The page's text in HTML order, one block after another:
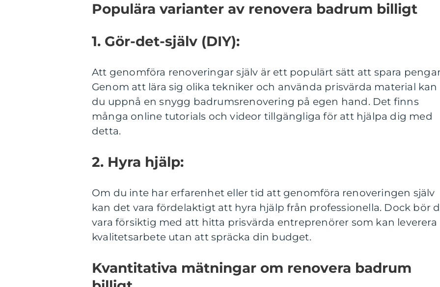
Populära varianter av renovera badrum billigt
1. Gör-det-själv (DIY):
Att genomföra renoveringar själv är ett populärt sätt att spara
Genom att lära sig olika tekniker och använda prisvärda material kan
du uppnå en snygg badrumsrenovering på egen hand. Det finns
många online tutorials och videor tillgängliga för att hjälpa dig med
detta.
2. Hyra hjälp:
Om du inte har erfarenhet eller tid att genomföra renoveringen själv
kan det vara fördelaktigt att hyra hjälp från professionella. Dock bör
vara försiktig med att hitta prisvärda entreprenörer som kan leverera
kvalitetsarbete utan att spräcka din budget.
Kvantitativa mätningar om renovera badrum